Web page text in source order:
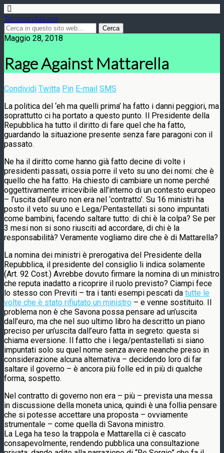
Terzoocchio.org
Maggio 28, 2018
Rage Against Mattarella
Condividi Twitta Pin E-mail SMS
La politica del ‘eh ma quelli prima’ ha fatto i danni peggiori, ma
soprattutto ci ha portato a questo punto. Il Presidente della
Repubblica ha tutto il diritto di fare quel che ha fatto,
guardando la situazione presente senza fare paragoni con il
passato.
Ne ha il diritto come hanno già fatto decine di volte i
presidenti passati, ossia porre il veto su uno dei nomi: che è
quello che ha fatto. Ha chiesto di cambiare un nome perché
oggettivamente irricevibile all’interno di un contesto europeo
– l’uscita dall’euro non era nel ‘contratto’. Su 16 ministri ha
posto il veto su uno e Lega/Pentastellati si sono impuntati
come bambini, facendo saltare tutto: di chi è la colpa? Se per
3 mesi non si sono riusciti ad accordare, di chi è la
responsabilità? Veramente vogliamo dire che è di Mattarella?
La nomina dei ministri è prerogativa del Presidente della
Repubblica, il presidente del consiglio li indica solamente
(Art. 92 Cost.) Avrebbe dovuto firmare la nomina di un ministro
che reputa inadatto a ricoprire il ruolo previsto? Ciampi fece
lo stesso con Previti – tra i tanti esempi pescati da tutte le
volte che è stato rifiutato un ministro – e venne sostituito. Il
problema non è che Savona possa pensare ad un’uscita
dall’euro, ma che nel suo ultimo libro ha descritto un piano
preciso per un’uscita dall’euro fatta in segreto: questa si
chiama eversione. Il fatto che i lega/pentastellati si siano
impuntati solo su quel nome senza avere neanche preso in
considerazione alcuna alternativa – decidendo loro di far
saltare il governo – è ancora più folle ed in più di qualche
forma, sospetto.
Nel contratto di governo non era – più – prevista una messa
in discussione della moneta unica, quindi è una follia pensare
che si potesse accettare una proposta – ovviamente
strumentale – come quella di Savona ministro.
La Lega ha teso la trappola e Mattarella ci è cascato
consapevolmente, rendendo pubblica una consultazione